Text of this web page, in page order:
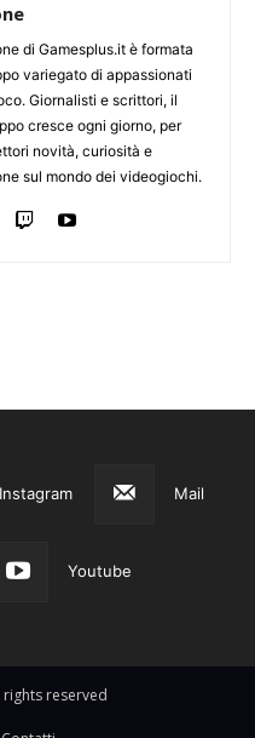
di Gamesplus.it è formata
variegato di appassionati
Giornalisti e scrittori, il
cresce ogni giorno, per
novità, curiosità e
sul mondo dei videogiochi.
Instagram Mail
Youtube
reserved